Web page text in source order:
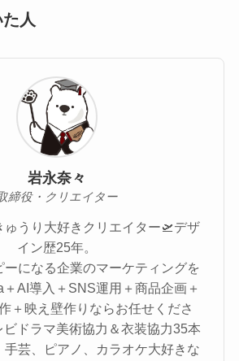
人
岩永奈々
締役・クリエイター
ゅうり大好きクリエイター🛫デザ
イン歴25年。
になる企業のマーケティングを
AI導入＋SNS運用＋商品企画＋
＋映え壁作りならお任せくださ
ビドラマ美術協力＆衣装協力35本
芸、ピアノ、カラオケ大好きな